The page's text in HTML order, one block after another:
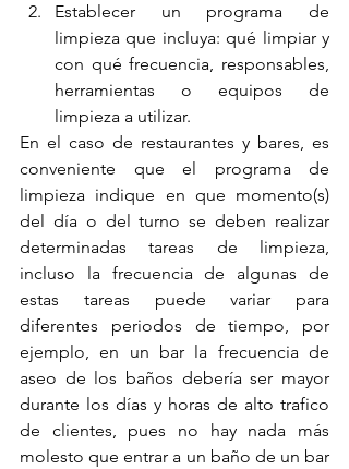
Establecer un programa de
limpieza que incluya: qué limpiar y
con qué frecuencia, responsables,
herramientas o equipos de
limpieza a utilizar.
En el caso de restaurantes y bares, es
conveniente que el programa de
limpieza indique en que momento(s)
del día o del turno se deben realizar
determinadas tareas de limpieza,
incluso la frecuencia de algunas de
estas tareas puede variar para
diferentes periodos de tiempo, por
ejemplo, en un bar la frecuencia de
aseo de los baños debería ser mayor
durante los días y horas de alto trafico
de clientes, pues no hay nada más
molesto que entrar a un baño de un bar